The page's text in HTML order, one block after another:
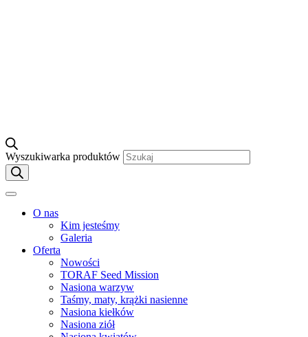
Wyszukiwarka produktów
O nas
Kim jesteśmy
Galeria
Oferta
Nowości
TORAF Seed Mission
Nasiona warzyw
Taśmy, maty, krążki nasienne
Nasiona kiełków
Nasiona ziół